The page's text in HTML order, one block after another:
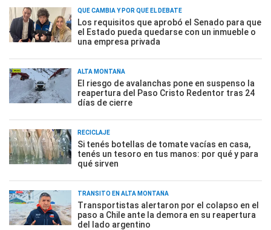
QUÉ CAMBIA Y POR QUÉ EL DEBATE
Los requisitos que aprobó el Senado para que
el Estado pueda quedarse con un inmueble o
una empresa privada
ALTA MONTAÑA
El riesgo de avalanchas pone en suspenso la
reapertura del Paso Cristo Redentor tras 24
días de cierre
RECICLAJE
Si tenés botellas de tomate vacías en casa,
tenés un tesoro en tus manos: por qué y para
qué sirven
TRÁNSITO EN ALTA MONTAÑA
Transportistas alertaron por el colapso en el
paso a Chile ante la demora en su reapertura
del lado argentino